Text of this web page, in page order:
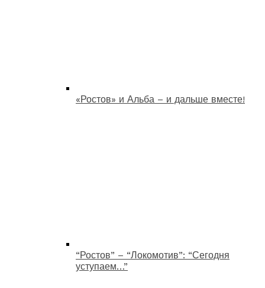
«Ростов» и Альба – и дальше вместе!
“Ростов” – “Локомотив”: “Сегодня
уступаем…”